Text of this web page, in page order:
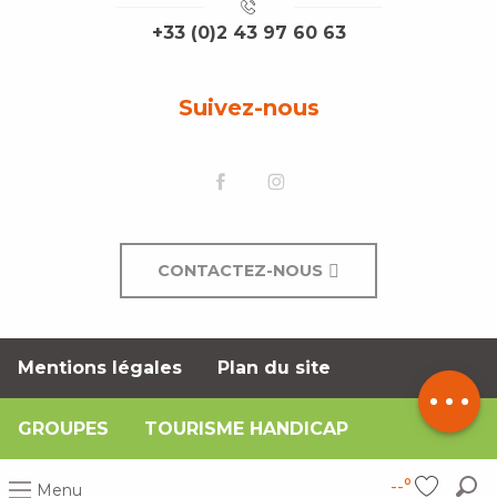
Menu --°
Description
+33 (0)2 43 97 60 63
Suivez-nous
CONTACTEZ-NOUS
Mentions légales Plan du site
GROUPES TOURISME HANDICAP